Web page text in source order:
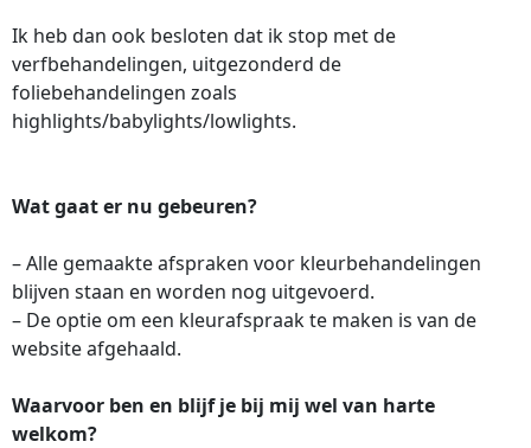
Ik heb dan ook besloten dat ik stop met de
verfbehandelingen, uitgezonderd de
foliebehandelingen zoals
highlights/babylights/lowlights.
Wat gaat er nu gebeuren?
– Alle gemaakte afspraken voor kleurbehandelingen
blijven staan en worden nog uitgevoerd.
– De optie om een kleurafspraak te maken is van de
website afgehaald.
Waarvoor ben en blijf je bij mij wel van harte
welkom?